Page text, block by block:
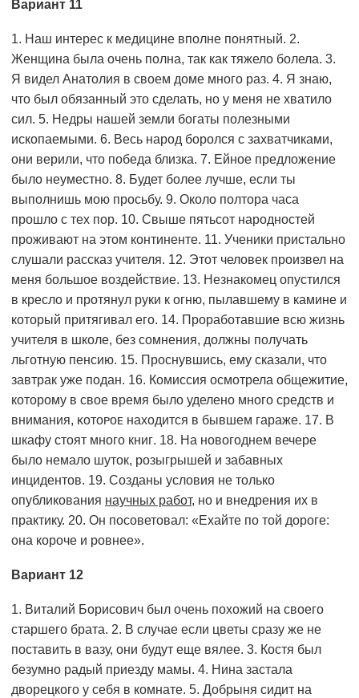
Вариант 11
1. Наш интерес к медицине вполне понятный. 2.
Женщина была очень полна, так как тяжело болела. 3.
Я видел Анатолия в своем доме много раз. 4. Я знаю,
что был обязанный это сделать, но у меня не хватило
сил. 5. Недры нашей земли богаты полезными
ископаемыми. 6. Весь народ боролся с захватчиками,
они верили, что победа близка. 7. Ейное предложение
было неуместно. 8. Будет более лучше, если ты
выполнишь мою просьбу. 9. Около полтора часа
прошло с тех пор. 10. Свыше пятьсот народностей
проживают на этом континенте. 11. Ученики пристально
слушали рассказ учителя. 12. Этот человек произвел на
меня большое воздействие. 13. Незнакомец опустился
в кресло и протянул руки к огню, пылавшему в камине и
который притягивал его. 14. Проработавшие всю жизнь
учителя в школе, без сомнения, должны получать
льготную пенсию. 15. Проснувшись, ему сказали, что
завтрак уже подан. 16. Комиссия осмотрела общежитие,
которому в свое время было уделено много средств и
внимания, ĸᴏᴛᴏᴩᴏᴇ находится в бывшем гараже. 17. В
шкафу стоят много книᴦ. 18. На новогоднем вечере
было немало шуток, розыгрышей и забавных
инцидентов. 19. Созданы условия не только
опубликования научных работ, но и внедрения их в
практику. 20. Он посоветовал: «Ехайте по той дороге:
она короче и ровнее».
Вариант 12
1. Виталий Борисович был очень похожий на своего
старшего брата. 2. В случае если цветы сразу же не
поставить в вазу, они будут еще вялее. 3. Костя был
безумно радый приезду мамы. 4. Нина застала
дворецкого у себя в комнате. 5. Добрыня сидит на